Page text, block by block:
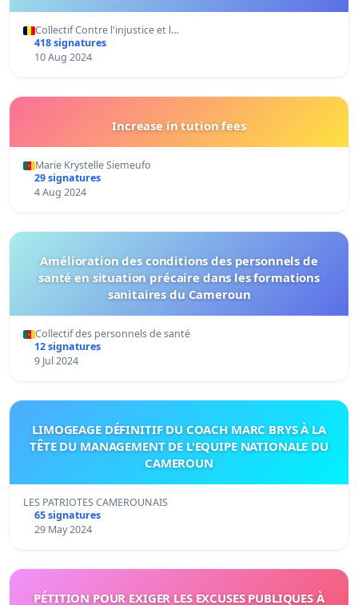
Collectif Contre l'injustice et l…
418 signatures
10 Aug 2024
Increase in tution fees
Marie Krystelle Siemeufo
29 signatures
4 Aug 2024
Amélioration des conditions des personnels de
santé en situation précaire dans les formations
sanitaires du Cameroun
Collectif des personnels de santé
12 signatures
9 Jul 2024
LIMOGEAGE DÉFINITIF DU COACH MARC BRYS À LA
TÊTE DU MANAGEMENT DE L'EQUIPE NATIONALE DU
CAMEROUN
LES PATRIOTES CAMEROUNAIS
65 signatures
29 May 2024
PÉTITION POUR EXIGER LES EXCUSES PUBLIQUES À